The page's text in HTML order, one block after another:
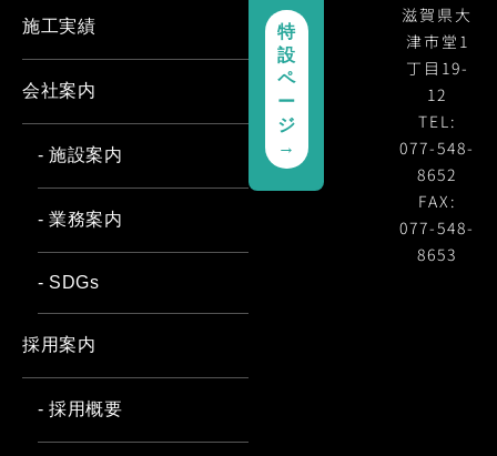
滋賀県大
津市堂1
丁目19-
12
TEL:
077-548-
8652
FAX:
077-548-
8653
特
設
ペ
ー
ジ
→
施工実績
会社案内
- 施設案内
- 業務案内
- SDGs
採用案内
- 採用概要